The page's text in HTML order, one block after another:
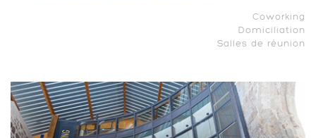
Coworking
Domiciliation
Salles de réunion